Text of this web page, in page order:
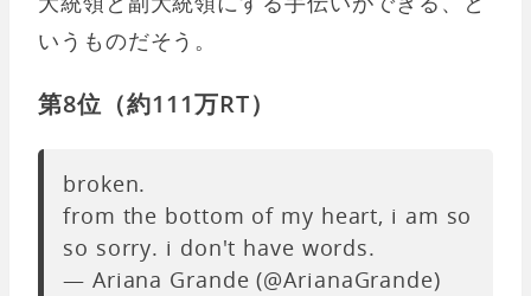
いうものだそう。
第8位（約111万RT）
broken.
from the bottom of my heart, i am so
so sorry. i don't have words.
— Ariana Grande (@ArianaGrande)